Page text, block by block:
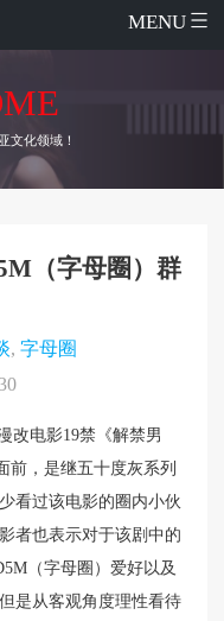
MENU
文化领域！
（字母圈）群
, 字母圈
改电影19禁《解禁男
前，是继五十度灰系列
看过该电影的圈内小伙
者也表示对于该剧中的
（字母圈）爱好以及
是从客观角度理性看待